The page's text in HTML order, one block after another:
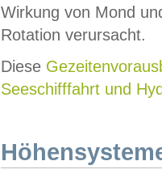
Wirkung von Mond
Rotation verursacht.
Diese
Seeschifffahrt und